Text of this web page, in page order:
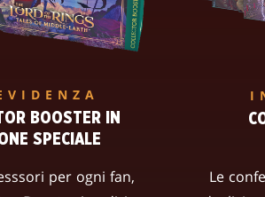
BOOSTER IN
SPECIALE
per ogni fan,
Le